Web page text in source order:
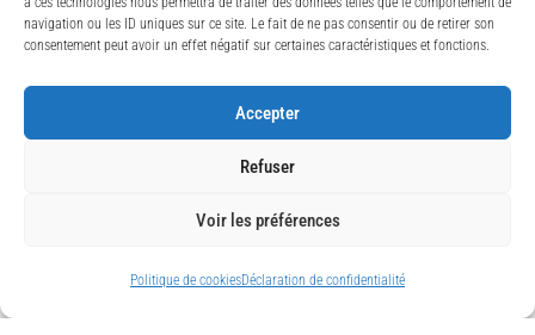
navigation ou les ID uniques sur ce site. Le fait de ne pas consentir ou de retirer son
consentement peut avoir un effet négatif sur certaines caractéristiques et fonctions.
Accepter
Refuser
Voir les préférences
Politique de cookiesDéclaration de confidentialité